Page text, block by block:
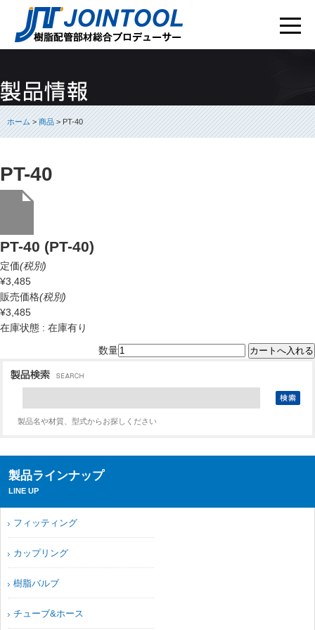
ホーム>商品> PT-40
PT-40
PT-40 (PT-40)
定価(税別)
¥3,485
販売価格(税別)
¥3,485
在庫状態 : 在庫有り
数量
製品名や材質、型式からお探しください
製品ラインナップ
LINE UP
フィッティング
カップリング
樹脂バルブ
チューブ&ホース